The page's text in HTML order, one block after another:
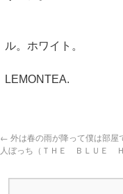
90’sジ
ル。ホワイト。
LEMONTEA.
← 外は春の雨が降って僕は部
人ぼっち（ＴＨＥ ＢＬＵＥ Ｈ